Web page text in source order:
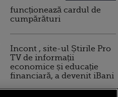
funcționează cardul de
cumpărături
Incont , site-ul Știrile Pro
TV de informații
economice și educație
financiară, a devenit iBani